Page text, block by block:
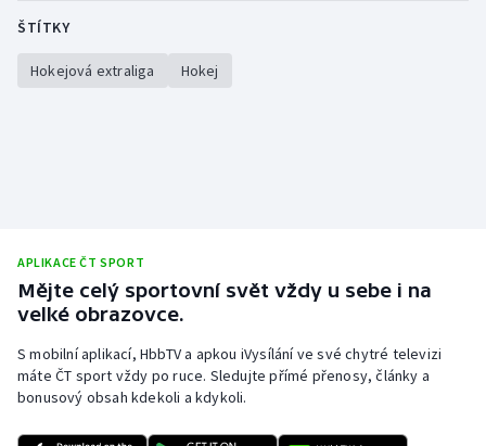
ŠTÍTKY
Hokejová extraliga Hokej
APLIKACE ČT SPORT
Mějte celý sportovní svět vždy u sebe i na
velké obrazovce.
S mobilní aplikací, HbbTV a apkou iVysílání ve své chytré televizi
máte ČT sport vždy po ruce. Sledujte přímé přenosy, články a
bonusový obsah kdekoli a kdykoli.